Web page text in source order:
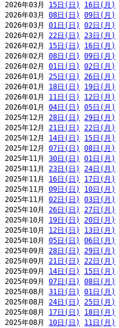
2026年03月 15日(日) 16日(月)
2026年03月 08日(日) 09日(月)
2026年03月 01日(日) 02日(月)
2026年02月 22日(日) 23日(月)
2026年02月 15日(日) 16日(月)
2026年02月 08日(日) 09日(月)
2026年02月 01日(日) 02日(月)
2026年01月 25日(日) 26日(月)
2026年01月 18日(日) 19日(月)
2026年01月 11日(日) 12日(月)
2026年01月 04日(日) 05日(月)
2025年12月 28日(日) 29日(月)
2025年12月 21日(日) 22日(月)
2025年12月 14日(日) 15日(月)
2025年12月 07日(日) 08日(月)
2025年11月 30日(日) 01日(月)
2025年11月 23日(日) 24日(月)
2025年11月 16日(日) 17日(月)
2025年11月 09日(日) 10日(月)
2025年11月 02日(日) 03日(月)
2025年10月 26日(日) 27日(月)
2025年10月 19日(日) 20日(月)
2025年10月 12日(日) 13日(月)
2025年10月 05日(日) 06日(月)
2025年09月 28日(日) 29日(月)
2025年09月 21日(日) 22日(月)
2025年09月 14日(日) 15日(月)
2025年09月 07日(日) 08日(月)
2025年08月 31日(日) 01日(月)
2025年08月 24日(日) 25日(月)
2025年08月 17日(日) 18日(月)
2025年08月 10日(日) 11日(月)